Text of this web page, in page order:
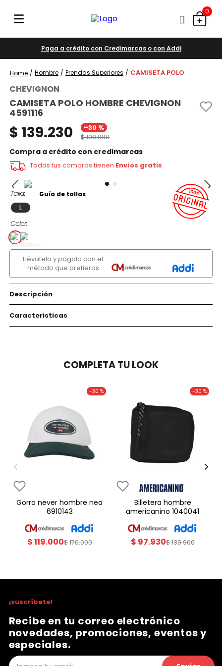
0
Paga a crédito con Credimarcas o con Addi
Hombre Prendas Superiores CAMISETA POLO
CHEVIGNON
CAMISETA POLO HOMBRE CHEVIGNON
4591116
$ 139.230 -30 %
$198.900
Compra a crédito con credimarcas
Todas tus compras tienen Envíos gratis
Talla
L
Color
Guía de tallas
Llévatelo y págalo con el
método que prefieras
Descripción
Caracteristicas
COMPLETA TU LOOK
-30 %
gorra never hombre nea
6910143
$119.000$170.000
-30 %
billetera hombre
americanino 1040041
$ 97.930$139.900
¡suscríbete!
Recibe en tu correo electrónico
novedades, promociones, eventos y
especiales.